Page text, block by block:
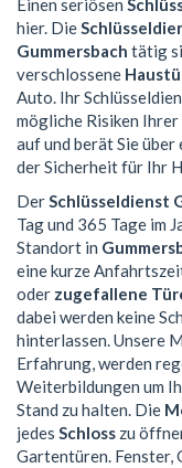
Einen seriösen
hier. Die
Gummersbach tätig
verschlossene
Auto. Ihr
mögliche Risiken
auf und berät Sie
der Sicherheit für Ihr
DerSchlüsseldienst
Tag und 365 Tage im
Standort in
eine kurze
oder zugefallene
dabei werden keine
hinterlassen. Unsere
Erfahrung, werden
Weiterbildungen um
Stand zu halten. Die
jedes Schloss zu
Gartentüren. Fenster,